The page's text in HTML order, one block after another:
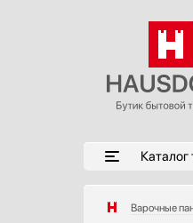
Каталог
Варочные